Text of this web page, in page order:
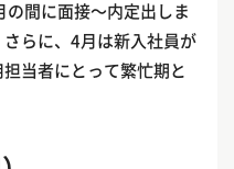
間に面接〜内定出しま
らに、4月は新入社員が
当者にとって繁忙期と